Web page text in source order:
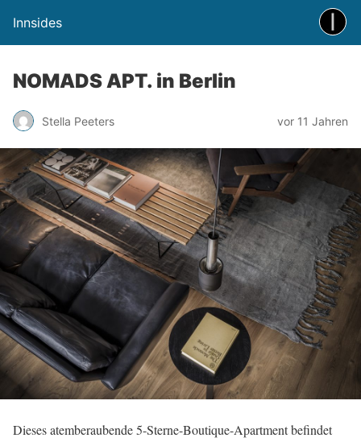
Innsides
NOMADS APT. in Berlin
Stella Peeters vor 11 Jahren
Dieses atemberaubende 5-Sterne-Boutique-Apartment befindet